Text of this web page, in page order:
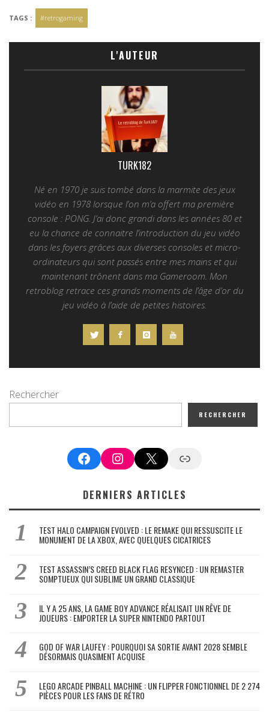
TAGS : #retrogaming
L'AUTEUR
TURK182
Né en 1970 je suis tombé dans la marmite des jeux
vidéo en 1978 lorsque l’on m’a offert ma première
console : PONG. J’ai donc grandi dans les années 80 et
eu la chance de connaitre l’introduction du jeu vidéo
dans les foyers grâces aux diverses consoles et micro-
ordinateurs qui sont passés entre mes mains et qui
maintenant trônent dans ma Gameroom. Mon
retroblog retrace ces grands moments de l’âge d’or du
jeu vidéo à l’aide de petites histoires.
Rechercher
RECHERCHER
FacebookInstagram
X Google News
DERNIERS ARTICLES
TEST HALO CAMPAIGN EVOLVED : LE REMAKE QUI RESSUSCITE LE
MONUMENT DE LA XBOX, AVEC QUELQUES CICATRICES
TEST ASSASSIN’S CREED BLACK FLAG RESYNCED : UN REMASTER
SOMPTUEUX QUI SUBLIME UN GRAND CLASSIQUE
IL Y A 25 ANS, LA GAME BOY ADVANCE RÉALISAIT UN RÊVE DE
JOUEURS : EMPORTER LA SUPER NINTENDO PARTOUT
GOD OF WAR LAUFEY : POURQUOI SA SORTIE AVANT 2028 SEMBLE
DÉSORMAIS QUASIMENT ACQUISE
LEGO ARCADE PINBALL MACHINE : UN FLIPPER FONCTIONNEL DE 2 274
PIÈCES POUR LES FANS DE RÉTRO